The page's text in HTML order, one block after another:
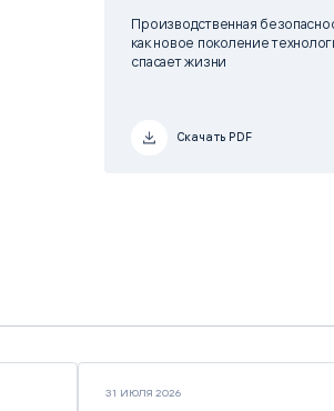
Производственная
как новое поколение
спасает жизни
Скачать PDF
31 ИЮЛЯ 2026